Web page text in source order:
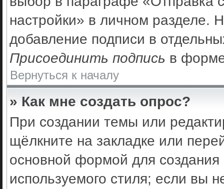
настройки» в личном разделе.
добавление подписи в
Присоединить подпись в
Вернуться к началу
» Как мне создать опрос?
При создании темы или
щёлкните на закладке или
основной формой для
используемого стиля; если вы